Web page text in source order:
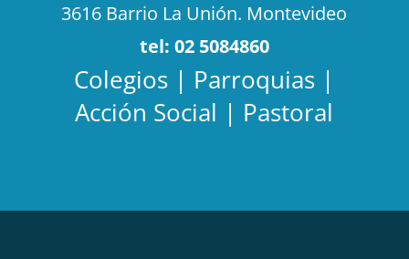
3616 Barrio La Unión. Montevideo
tel: 02 5084860
Colegios | Parroquias |
Acción Social | Pastoral